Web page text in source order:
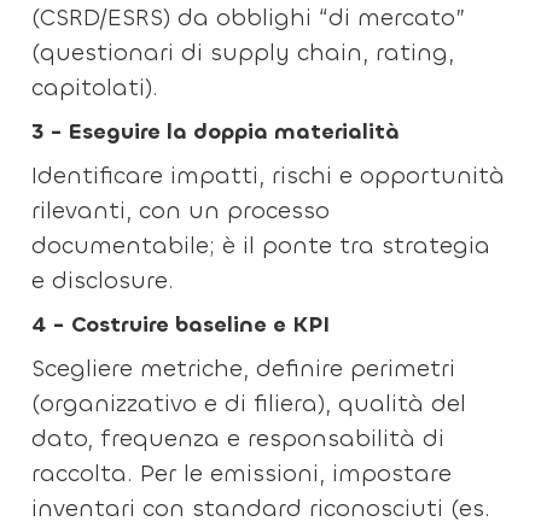
(CSRD/ESRS) da obblighi “di mercato”
(questionari di supply chain, rating,
capitolati).
3 - Eseguire la doppia materialità
Identificare impatti, rischi e opportunità
rilevanti, con un processo
documentabile; è il ponte tra strategia
e disclosure.
4 - Costruire baseline e KPI
Scegliere metriche, definire perimetri
(organizzativo e di filiera), qualità del
dato, frequenza e responsabilità di
raccolta. Per le emissioni, impostare
inventari con standard riconosciuti (es.